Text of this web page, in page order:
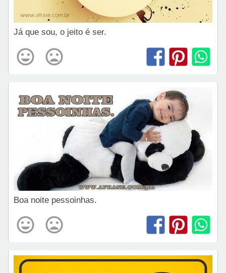
Já que sou, o jeito é ser.
Boa noite pessoinhas.